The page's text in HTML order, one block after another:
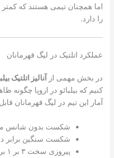
اما همچنان تیمی هستند که
را دارد.
عملکرد اتلتیک در لیگ قهرمانان
در بخش مهمی از آنالیز اتلتیک
کنیم که بیلبائو در اروپا
آمار این تیم در لیگ قهرمانان
شکست بدون شانس
شکست سنگین برابر
پیروزی سخت ۳ بر ۱ برابر قره باغ